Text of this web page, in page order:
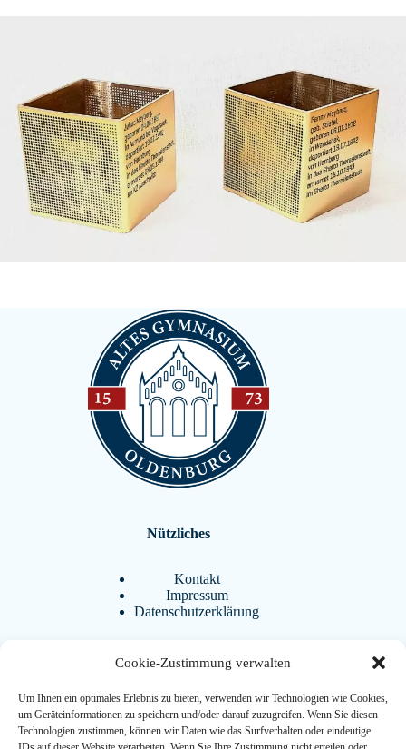
Cookie-Zustimmung verwalten
Um Ihnen ein optimales Erlebnis zu bieten, verwenden wir Technologien wie Cookies,
um Geräteinformationen zu speichern und/oder darauf zuzugreifen. Wenn Sie diesen
Technologien zustimmen, können wir Daten wie das Surfverhalten oder eindeutige
Nützliches
Kontakt
Impressum
Datenschutzerklärung
Aktuelles
BistrAgo
Termine
FAQ